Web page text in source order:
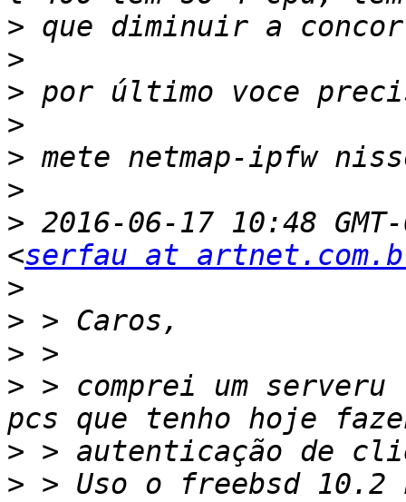
>
>
>
>
>
>
> 2016-06-17 10:48
<serfau at
>
>
>
> > comprei um
>
> > Uso o freebsd